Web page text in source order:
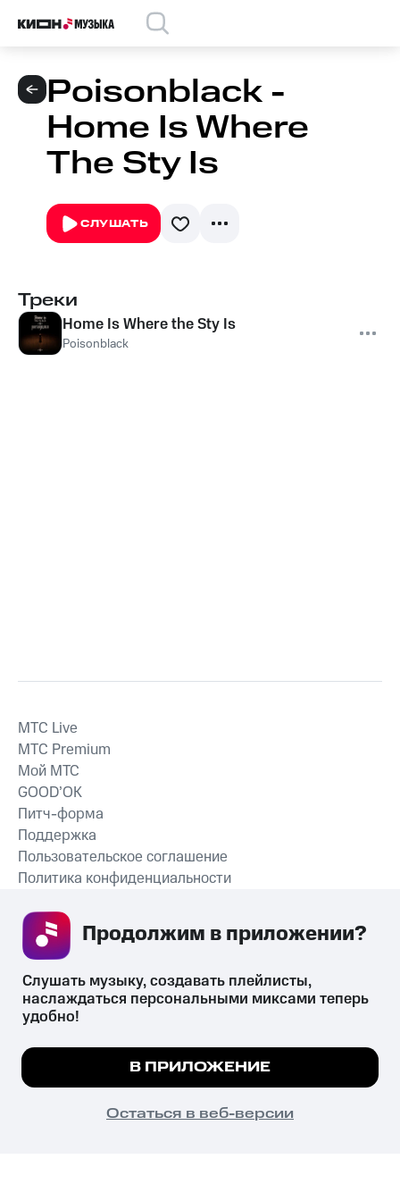
Poisonblack -
Home Is Where
The Sty Is
СЛУШАТЬ
Треки
Home Is Where the Sty Is
Poisonblack
СКАЧАТЬ ПРИЛОЖЕНИЕ
MTС Live
MTС Premium
Мой МТС
GOOD’OK
Питч-форма
Поддержка
Пользовательское соглашение
Политика конфиденциальности
психотропных веществ, их аналогов причиняет вред здоровью,
их незаконный оборот запрещён и влечёт установленную
законодательством ответственность.
© 2026 ООО «КИОН».
Все права защищены
Мы используем куки, чтобы на сайте все
Подробнее
ПОНЯТНО
Слушать музыку, создавать плейлисты,
наслаждаться персональными миксами теперь
удобно!
В ПРИЛОЖЕНИЕ
Остаться в веб-версии